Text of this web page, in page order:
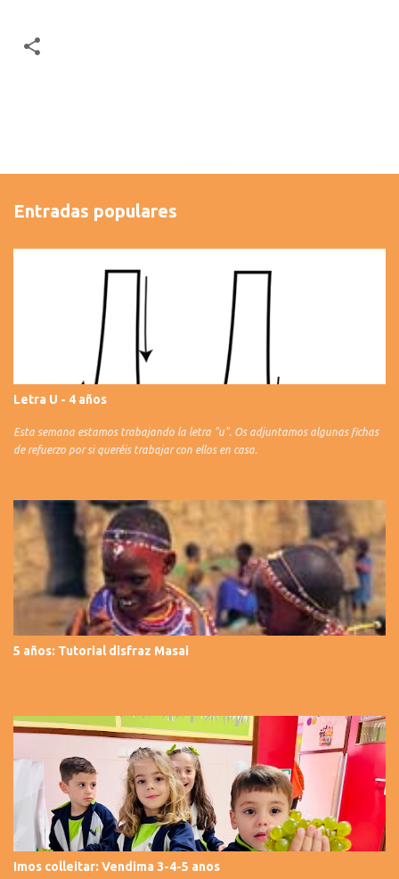
Entradas populares
Letra U - 4 años
Esta semana estamos trabajando la letra "u". Os adjuntamos algunas fichas
de refuerzo por si queréis trabajar con ellos en casa.
5 años: Tutorial disfraz Masai
Imos colleitar: Vendima 3-4-5 anos